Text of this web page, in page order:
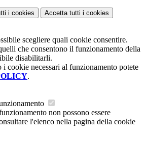
i cookies Accetta tutti i cookies
scegliere quali cookie consentire.
che consentono il funzionamento della
disabilitarli.
i cookie necessari al funzionamento potete
.
non possono essere
l'elenco nella pagina della cookie